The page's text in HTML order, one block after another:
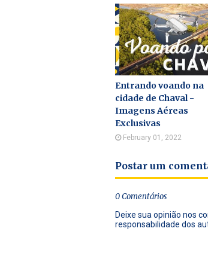
Entrando voando na
cidade de Chaval -
Imagens Aéreas
Exclusivas
February 01, 2022
Postar um
0 Comentários
Deixe sua opinião nos
responsabilidade dos